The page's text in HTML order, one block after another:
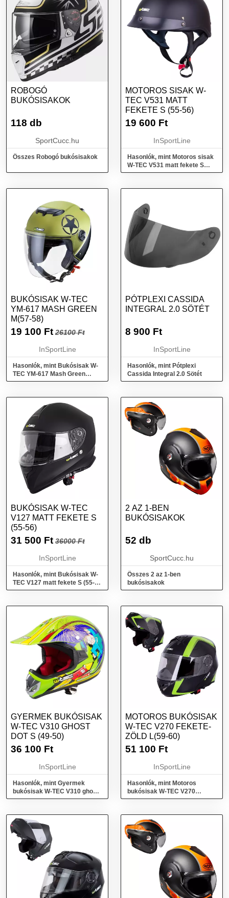
ROBOGÓ
BUKÓSISAKOK
118 db
SportCucc.hu
Összes Robogó bukósisakok
MOTOROS SISAK W-
TEC V531 MATT
FEKETE S (55-56)
19 600 Ft
InSportLine
Hasonlók, mint Motoros sisak
W-TEC V531 matt fekete S
(55-56)
BUKÓSISAK W-TEC
YM-617 MASH GREEN
M(57-58)
19 100 Ft 26100 Ft
InSportLine
Hasonlók, mint Bukósisak W-
TEC YM-617 Mash Green
M(57-58)
PÓTPLEXI CASSIDA
INTEGRAL 2.0 SÖTÉT
8 900 Ft
InSportLine
Hasonlók, mint Pótplexi
Cassida Integral 2.0 Sötét
BUKÓSISAK W-TEC
V127 MATT FEKETE S
(55-56)
31 500 Ft 36000 Ft
InSportLine
Hasonlók, mint Bukósisak W-
TEC V127 matt fekete S (55-
56)
2 AZ 1-BEN
BUKÓSISAKOK
52 db
SportCucc.hu
Összes 2 az 1-ben
bukósisakok
GYERMEK BUKÓSISAK
W-TEC V310 GHOST
DOT S (49-50)
36 100 Ft
InSportLine
Hasonlók, mint Gyermek
bukósisak W-TEC V310 ghost
dot S (49-50)
MOTOROS BUKÓSISAK
W-TEC V270 FEKETE-
ZÖLD L(59-60)
51 100 Ft
InSportLine
Hasonlók, mint Motoros
bukósisak W-TEC V270
fekete-zöld L(59-60)